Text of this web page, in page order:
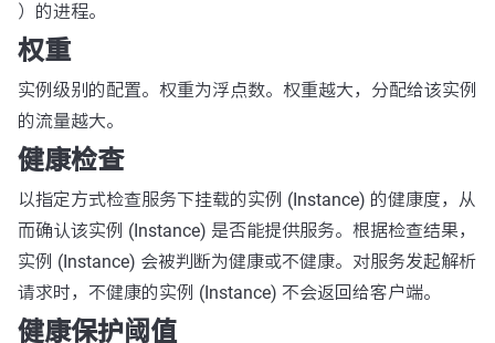
）的进程。
权重
实例级别的配置。权重为浮点数。权重越大，分配给该实例
的流量越大。
健康检查
以指定方式检查服务下挂载的实例 (Instance) 的健康度，从
而确认该实例 (Instance) 是否能提供服务。根据检查结果，
实例 (Instance) 会被判断为健康或不健康。对服务发起解析
请求时，不健康的实例 (Instance) 不会返回给客户端。
健康保护阈值